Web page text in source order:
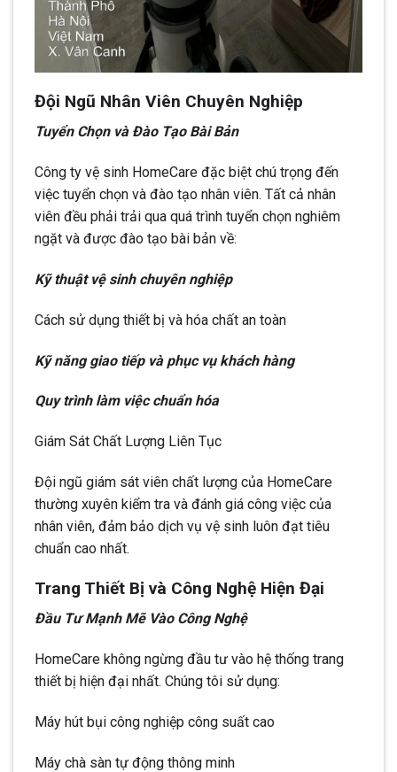
Đội Ngũ Nhân Viên Chuyên Nghiệp
Tuyển Chọn và Đào Tạo Bài Bản
Công ty vệ sinh HomeCare đặc biệt chú trọng đến
việc tuyển chọn và đào tạo nhân viên. Tất cả nhân
viên đều phải trải qua quá trình tuyển chọn nghiêm
ngặt và được đào tạo bài bản về:
Kỹ thuật vệ sinh chuyên nghiệp
Cách sử dụng thiết bị và hóa chất an toàn
Kỹ năng giao tiếp và phục vụ khách hàng
Quy trình làm việc chuẩn hóa
Giám Sát Chất Lượng Liên Tục
Đội ngũ giám sát viên chất lượng của HomeCare
thường xuyên kiểm tra và đánh giá công việc của
nhân viên, đảm bảo dịch vụ vệ sinh luôn đạt tiêu
chuẩn cao nhất.
Trang Thiết Bị và Công Nghệ Hiện Đại
Đầu Tư Mạnh Mẽ Vào Công Nghệ
HomeCare không ngừng đầu tư vào hệ thống trang
thiết bị hiện đại nhất. Chúng tôi sử dụng:
Máy hút bụi công nghiệp công suất cao
Máy chà sàn tự động thông minh